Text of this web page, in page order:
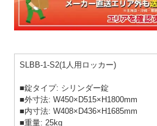
SLBB-1-S2(1人用ロッカー)
■錠タイプ: シリンダー錠
■外寸法: W450×D515×H1800mm
■内寸法: W408×D436×H1685mm
■重量: 25kg